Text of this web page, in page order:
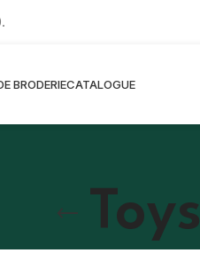
BRODERIECATALOGUE
Toys